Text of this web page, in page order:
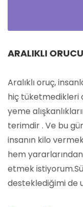
ARALIKLI
Aralıklı oruç,
hiç tüketmedikleri
yeme
terimdir . Ve bu
insanın kilo
hem
etmek
desteklediğimi de